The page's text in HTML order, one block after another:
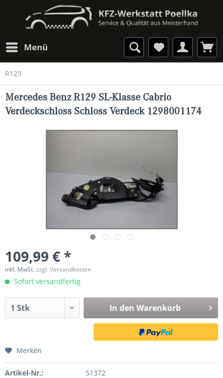
Menü
R129
Mercedes Benz R129 SL-Klasse Cabrio
Verdeckschloss Schloss Verdeck 1298001174
109,99 € *
inkl. MwSt.zzgl. Versandkosten
Sofort versandfertig
In den Warenkorb
Merken
Artikel-Nr.:
51372